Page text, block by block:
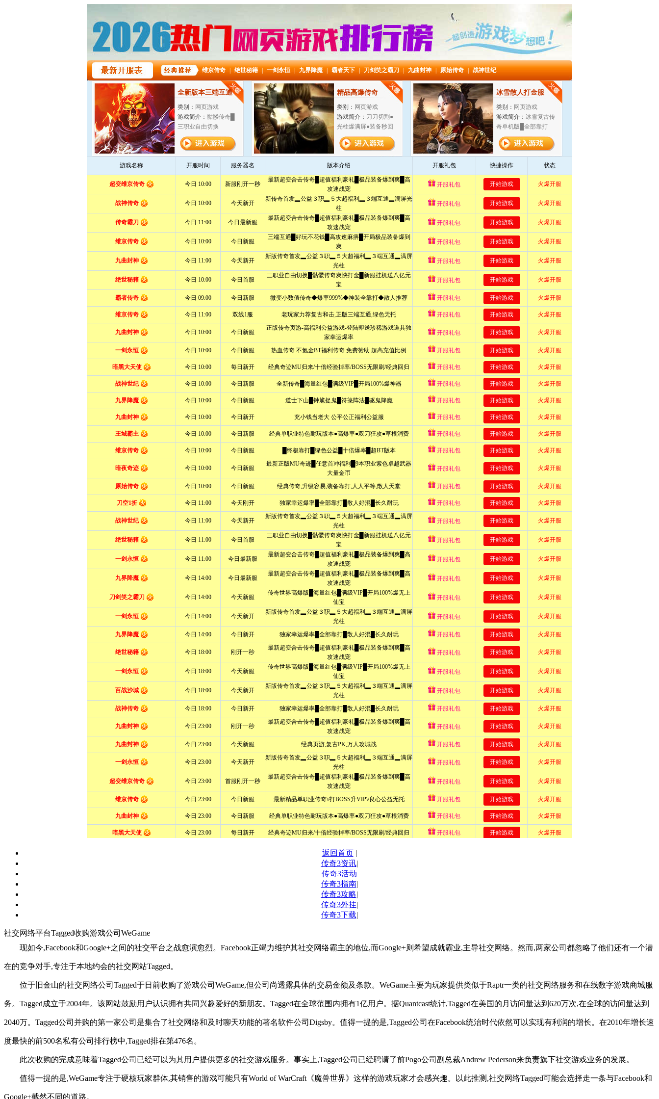
返回首页|
传奇3资讯|
传奇3活动
传奇3指南|
传奇3攻略|
传奇3外挂|
传奇3下载|
社交网络平台Tagged收购游戏公司WeGame
现如今,Facebook和Google+之间的社交平台之战愈演愈烈。Facebook正竭力维护其社交网络霸主的地位,而Google+则希望成就霸业,主导社交网络。然而,两家公司都忽略了他们还有一个潜
在的竞争对手,专注于本地约会的社交网站Tagged。
位于旧金山的社交网络公司Tagged于日前收购了游戏公司WeGame,但公司尚透露具体的交易金额及条款。WeGame主要为玩家提供类似于Raptr一类的社交网络服务和在线数字游戏商城服
务。Tagged成立于2004年。该网站鼓励用户认识拥有共同兴趣爱好的新朋友。Tagged在全球范围内拥有1亿用户。据Quantcast统计,Tagged在美国的月访问量达到620万次,在全球的访问量达到
2040万。Tagged公司并购的第一家公司是集合了社交网络和及时聊天功能的著名软件公司Digsby。值得一提的是,Tagged公司在Facebook统治时代依然可以实现有利润的增长。在2010年增长速
度最快的前500名私有公司排行榜中,Tagged排在第476名。
此次收购的完成意味着Tagged公司已经可以为其用户提供更多的社交游戏服务。事实上,Tagged公司已经聘请了前Pogo公司副总裁Andrew Pederson来负责旗下社交游戏业务的发展。
值得一提的是,WeGame专注于硬核玩家群体,其销售的游戏可能只有World of WarCraft《魔兽世界》这样的游戏玩家才会感兴趣。以此推测,社交网络Tagged可能会选择走一条与Facebook和
Google+截然不同的道路。